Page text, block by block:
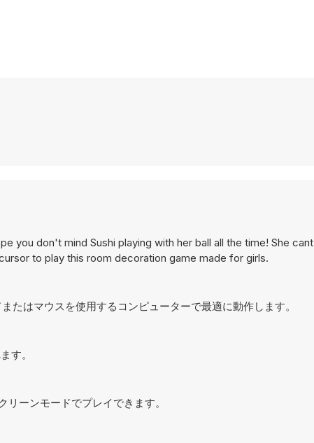
you don't mind Sushi playing with her ball all the time! She cant
to play this room decoration game made for girls.
はマウスを使用するコンピューターで最適に動作します。
す。
ーンモードでプレイできます。